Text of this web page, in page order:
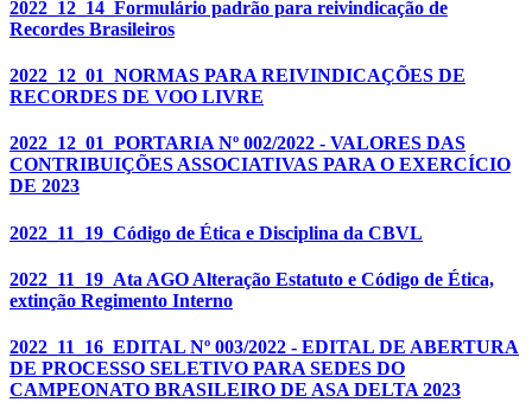
2022_12_14_Formulário padrão para reivindicação de
Recordes Brasileiros
2022_12_01_NORMAS PARA REIVINDICAÇÕES DE
RECORDES DE VOO LIVRE
2022_12_01_PORTARIA Nº 002/2022 - VALORES DAS
CONTRIBUIÇÕES ASSOCIATIVAS PARA O EXERCÍCIO
DE 2023
2022_11_19_Código de Ética e Disciplina da CBVL
2022_11_19_Ata AGO Alteração Estatuto e Código de Ética,
extinção Regimento Interno
2022_11_16_EDITAL Nº 003/2022 - EDITAL DE ABERTURA
DE PROCESSO SELETIVO PARA SEDES DO
CAMPEONATO BRASILEIRO DE ASA DELTA 2023